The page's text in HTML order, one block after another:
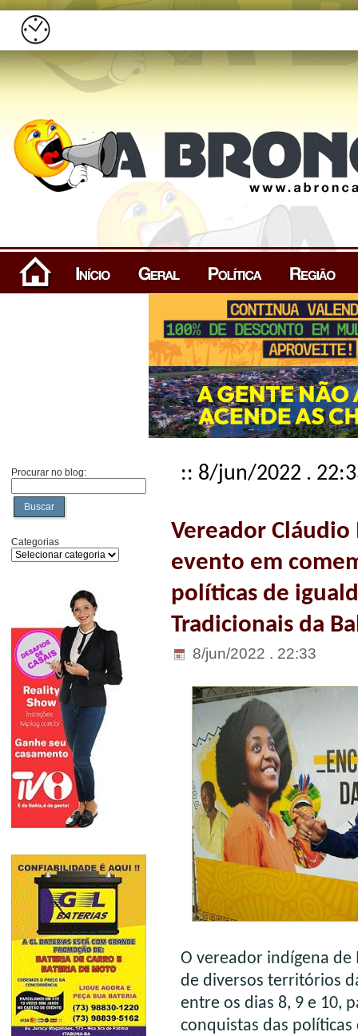
Procurar no blog:
Buscar
Categorias
:: 8/jun/2022 .
Vereador
evento em
políticas de
Tradicionais da
8/jun/2022 . 22:33
O vereador indígena de
de diversos territórios
entre os dias 8, 9 e 10,
conquistas das